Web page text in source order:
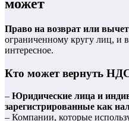
может
Право на возврат или
ограниченному кругу лиц, и
интересное.
Кто может вернуть
– Юридические лица и
зарегистрированные как
– Компании, которые